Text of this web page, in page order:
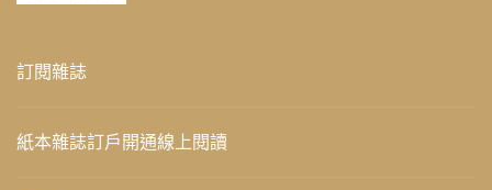
訂閱雜誌
紙本雜誌訂戶開通線上閱讀